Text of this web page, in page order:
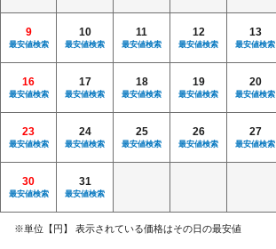
9
最安値検索
10
最安値検索
11
最安値検索
12
最安値検索
13
最安値検索
16
最安値検索
17
最安値検索
18
最安値検索
19
最安値検索
20
最安値検索
23
最安値検索
24
最安値検索
25
最安値検索
26
最安値検索
27
最安値検索
30
最安値検索
31
最安値検索
※単位【円】 表示されている価格はその日の最安値